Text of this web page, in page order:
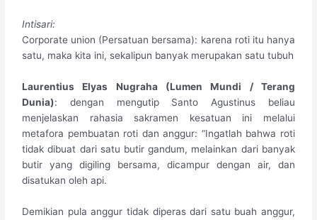
​Intisari:
Corporate union (Persatuan bersama): karena roti itu hanya
satu, maka kita ini, sekalipun banyak merupakan satu tubuh
​Laurentius Elyas Nugraha (Lumen Mundi / Terang
Dunia): dengan mengutip Santo Agustinus beliau
menjelaskan rahasia sakramen kesatuan ini melalui
metafora pembuatan roti dan anggur: “Ingatlah bahwa roti
tidak dibuat dari satu butir gandum, melainkan dari banyak
butir yang digiling bersama, dicampur dengan air, dan
disatukan oleh api.
Demikian pula anggur tidak diperas dari satu buah anggur,